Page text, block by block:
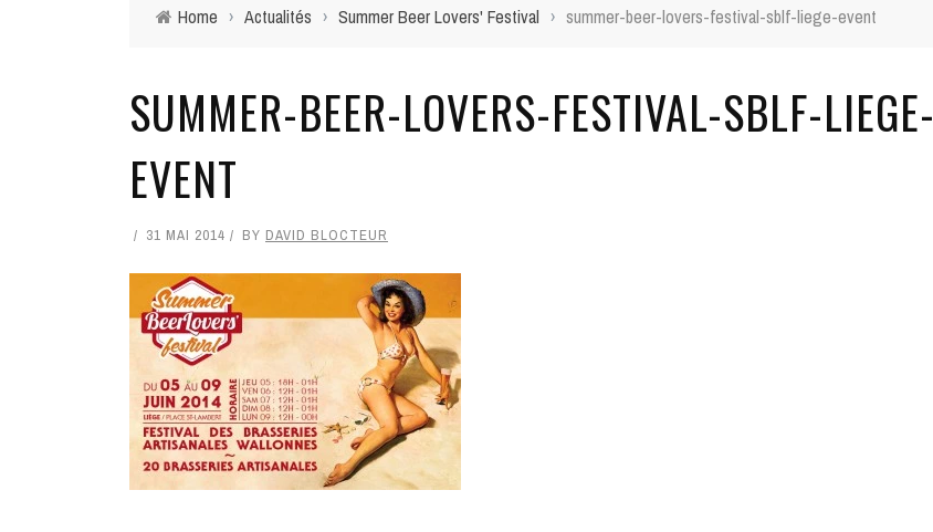
PORTRAITS DAVID BLOCTEUR
Home › Actualités › Summer Beer Lovers' Festival › summer-beer-lovers-festival-sblf-liege-event
SUMMER-BEER-LOVERS-FESTIVAL-SBLF-LIEGE-
EVENT
31 MAI 2014 BY DAVID BLOCTEUR